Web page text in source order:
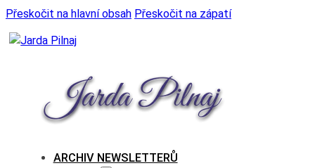
Přeskočit na hlavní obsah Přeskočit na zápatí
ARCHIV NEWSLETTERŮ